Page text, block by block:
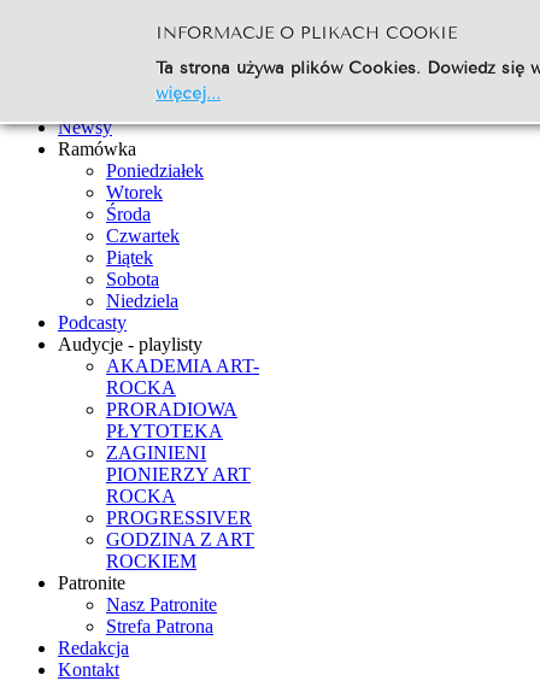
Go
Strona Główna
Newsy
Ramówka
Poniedziałek
Wtorek
Środa
Czwartek
Piątek
Sobota
Niedziela
Podcasty
Audycje - playlisty
AKADEMIA ART-
ROCKA
PRORADIOWA
PŁYTOTEKA
ZAGINIENI
PIONIERZY ART
ROCKA
PROGRESSIVER
GODZINA Z ART
ROCKIEM
Patronite
Nasz Patronite
Strefa Patrona
Redakcja
Kontakt
INFORMACJE O PLIKACH COOKIE
Ta strona używa plików Cookies. Dowiedz
więcej...